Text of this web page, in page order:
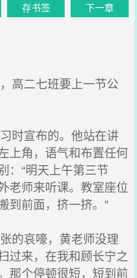
存书签 下一章
高二七班要上一节公
时宣布的。他站在讲
上角，语气和布置任何
：“明天上午第三节
老师来听课。教室座位
到前面，挤一挤。”
的哀嚎，黄老师没理
过来，在我和顾长宁之
那个停顿很短，短到前